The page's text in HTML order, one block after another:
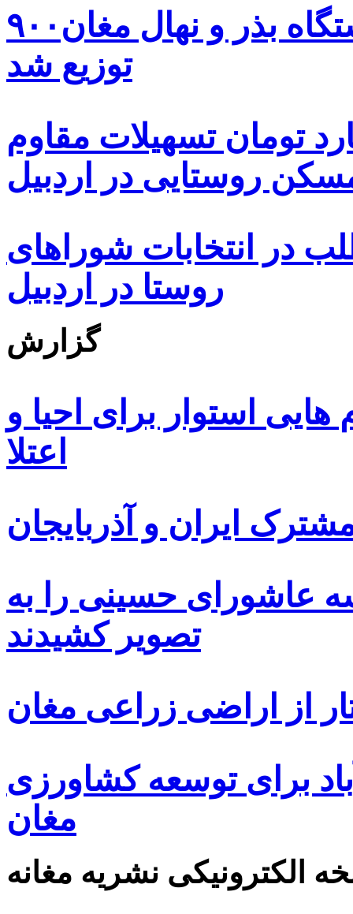
۹۰۰هزار اصله نهال توسط ایستگاه بذر و نهال مغان
توزیع شد
هزار و ۴۸۰ میلیارد تومان تسهیلات مقاوم
روستایی در اردبیل
از ۵۰۰۰ داوطلب در انتخابات شوراهای
روستا در اردبیل
گزارش
استوار برای احیا و
اعتلا
ایران و آذربایجان
عاشورای حسینی را به
تصویر کشیدند
از اراضی زراعی مغان
برای توسعه کشاورزی
مغان
الکترونیکی نشریه مغانه